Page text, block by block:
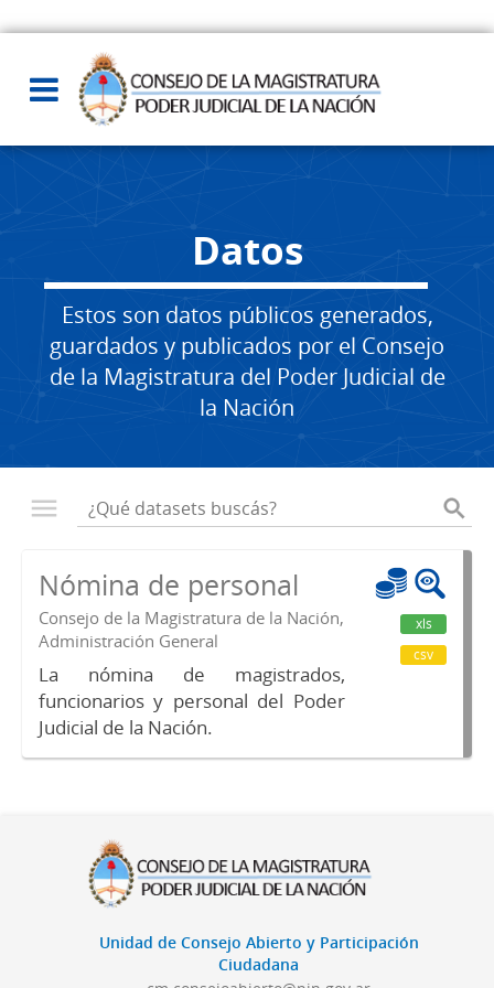
Datos
Estos son datos públicos generados,
guardados y publicados por el Consejo
de la Magistratura del Poder Judicial de
la Nación
Nómina de personal
Consejo de la Magistratura de la Nación,
Administración General
La nómina de magistrados,
funcionarios y personal del Poder
Judicial de la Nación.
xls
csv
Unidad de Consejo Abierto y Participación
Ciudadana